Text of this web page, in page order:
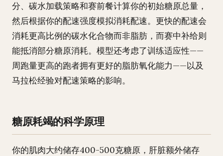
分、碳水加载策略和赛前餐计算你的初始糖原总量，
然后根据你的配速强度模拟消耗配速。更快的配速会
消耗更高比例的碳水化合物而非脂肪，而赛中补给则
能抵消部分糖原消耗。模型还考虑了训练适应性——
周跑量更高的跑者拥有更好的脂肪氧化能力——以及
马拉松经验对配速策略的影响。
糖原耗竭的科学原理
你的肌肉大约储存400-500克糖原，肝脏额外储存